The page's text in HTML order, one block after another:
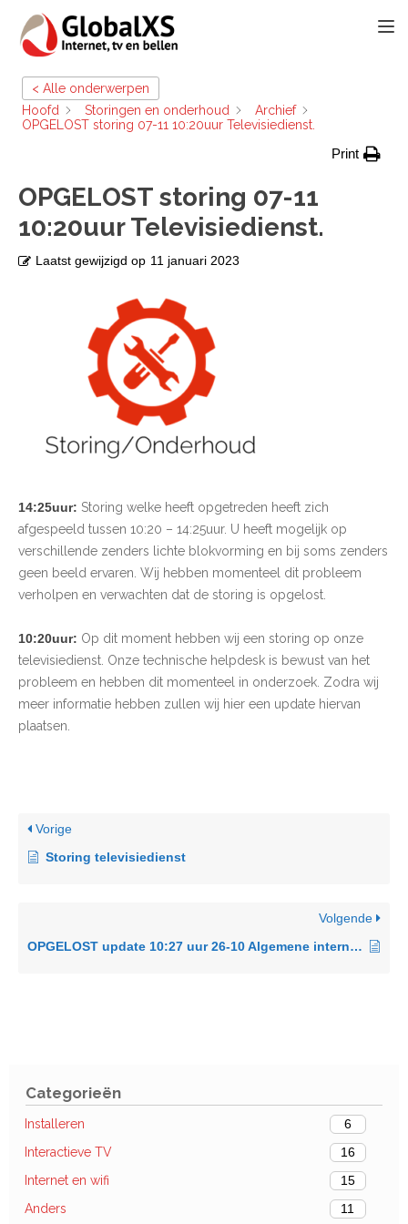
Categorieën
Installeren
6
Interactieve TV
16
Internet en wifi
15
Anders
11
< Alle onderwerpen
Hoofd
Storingen en onderhoud
Archief
OPGELOST storing 07-11 10:20uur Televisiedienst.
Print
OPGELOST storing 07-11
10:20uur Televisiedienst.
Laatst gewijzigd op 11 januari 2023
14:25uur: Storing welke heeft opgetreden heeft zich
afgespeeld tussen 10:20 – 14:25uur. U heeft mogelijk op
verschillende zenders lichte blokvorming en bij soms zenders
geen beeld ervaren. Wij hebben momenteel dit probleem
verholpen en verwachten dat de storing is opgelost.
10:20uur: Op dit moment hebben wij een storing op onze
televisiedienst. Onze technische helpdesk is bewust van het
probleem en hebben dit momenteel in onderzoek. Zodra wij
meer informatie hebben zullen wij hier een update hiervan
plaatsen.
Vorige
Storing televisiedienst
Volgende
OPGELOST update 10:27 uur 26-10 Algemene internet storing.